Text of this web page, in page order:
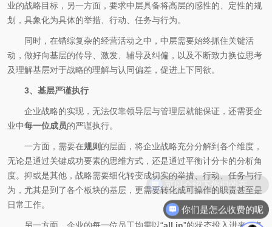
业的战略目标，另一方面，要求中层具备将高层的感性的、定性的规
划，具象化为具体的举措、行动、任务与行为。
同时，在错综复杂的经营活动之中，中层需要始终抓住关键活
动，做好向基层的传导、激发、辅导及纠偏，以及不断致力换位思考
及理解基层对于战略的理解与认同偏差，促进上下同欲。
3、基层严谨执行
企业战略的实现，无法仅靠领导层与管理层就能保证，还需要企
业中每一位成员的严谨执行。
一方面，需要在规则 的层面，将企业战略充分分解到各个维度，
无论是通过关键成功要素的思维方式，还是通过平衡计分卡的分析角
度。抑或是其他，战略需要细化转变成切实的举措、行动、任务与行
为，尤其是到了各个板块的基层，更需要转化成可操作的职责甚至是
日常工作。
你们是怎么收费的呢